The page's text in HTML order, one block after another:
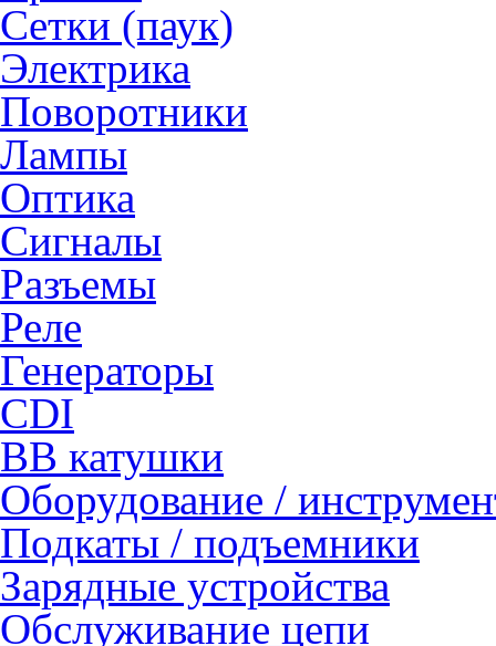
Сетки (паук)
Электрика
Поворотники
Лампы
Оптика
Сигналы
Разъемы
Реле
Генераторы
CDI
ВВ катушки
Оборудование /
Подкаты / подъемники
Зарядные устройства
Обслуживание цепи